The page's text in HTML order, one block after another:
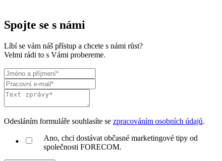
Spojte se s námi
Líbí se vám náš přístup a chcete s námi růst?
Velmi rádi to s Vámi probereme.
Odesláním formuláře souhlasíte se zpracováním osobních údajů.
Ano, chci dostávat občasné marketingové tipy od
společnosti FORECOM.